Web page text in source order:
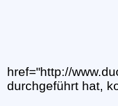
href="http://
durchgeführt hat,